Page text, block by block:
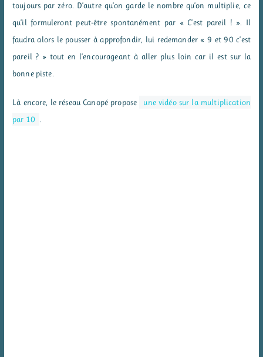
toujours par zéro. D’autre qu’on garde le nombre qu’on multiplie, ce
qu’il formuleront peut-être spontanément par « C’est pareil ! ». Il
faudra alors le pousser à approfondir, lui redemander « 9 et 90 c’est
pareil ? » tout en l’encourageant à aller plus loin car il est sur la
bonne piste.
Là encore, le réseau Canopé propose
une vidéo sur la multiplication
par 10